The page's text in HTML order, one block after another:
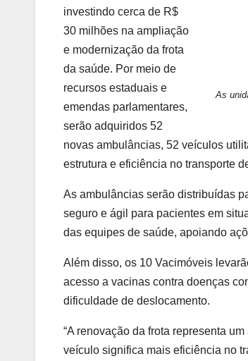
As
investindo cerca de R$
30 milhões na ampliação
e modernização da frota
da saúde. Por meio de
recursos estaduais e
emendas parlamentares,
serão adquiridos 52
novas ambulâncias, 52 veículos
estrutura e eficiência no transporte
As ambulâncias serão distribuídas
seguro e ágil para pacientes em
das equipes de saúde, apoiando
Além disso, os 10 Vacimóveis
acesso a vacinas contra doenças
dificuldade de deslocamento.
“A renovação da frota representa
veículo significa mais eficiência no